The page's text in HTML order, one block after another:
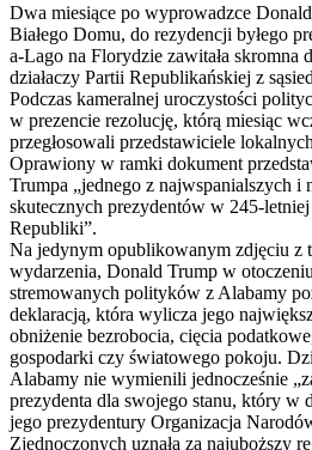
Dwa miesiące po wyprowadzce
Białego Domu, do rezydencji byłego
a-Lago na Florydzie zawitała skromna
działaczy Partii Republikańskiej z
Podczas kameralnej uroczystości
w prezencie rezolucję, którą miesiąc
przegłosowali przedstawiciele
Oprawiony w ramki dokument
Trumpa „jednego z najwspanialszych i
skutecznych prezydentów w 245-
Republiki”.
Na jedynym opublikowanym zdjęciu z
wydarzenia, Donald Trump w otoczeniu
stremowanych polityków z Alabamy
deklaracją, która wylicza jego
obniżenie bezrobocia, cięcia
gospodarki czy światowego pokoju.
Alabamy nie wymienili jednocześnie
prezydenta dla swojego stanu, który w
jego prezydentury Organizacja
Zjednoczonych uznała za najuboższy